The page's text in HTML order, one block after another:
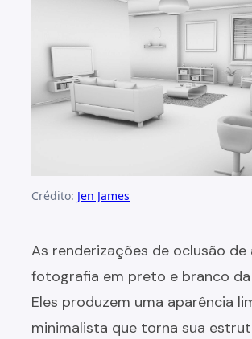
Crédito: Jen James
As renderizações de oclusão de
fotografia em preto e branco
Eles produzem uma aparência
minimalista que torna sua